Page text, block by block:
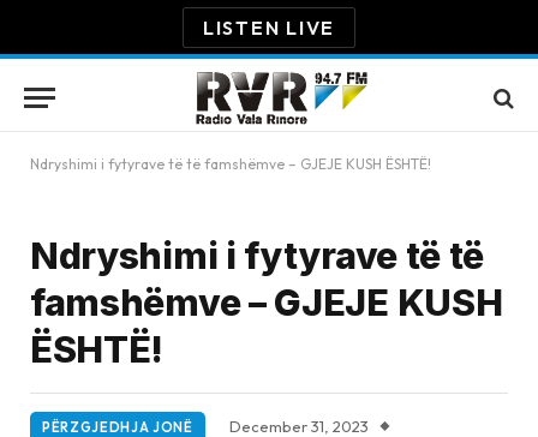
LISTEN LIVE
Ndryshimi i fytyrave të të famshëmve – GJEJE KUSH ËSHTË!
Ndryshimi i fytyrave të të
famshëmve – GJEJE KUSH
ËSHTË!
PËRZGJEDHJA JONË
December 31, 2023